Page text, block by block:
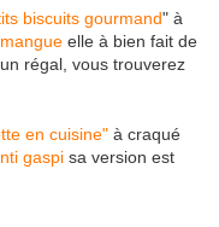
biscuits gourmand" à
elle à bien fait de
régal, vous trouverez
en cuisine" à craqué
gaspi sa version est